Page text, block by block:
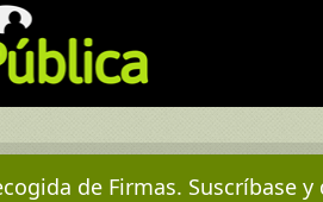
de Firmas. Suscríbase